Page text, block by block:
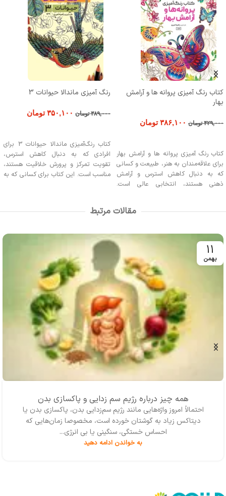
کتاب رنگ آمیزی پروانه ها و آرامش
بهار
۴۲۹,۰۰۰ تومان ۳۸۶,۱۰۰ تومان
کتاب رنگ آمیزی پروانه ها و آرامش بهار
برای علاقه‌مندان به هنر، طبیعت و کسانی
که به دنبال کاهش استرس و آرامش
ذهنی هستند، انتخابی عالی است.
به دنبال الهام از بهار و زیبایی‌های طبیعت
رنگ آمیزی ماندالا حیوانات 3
۳۸۹,۰۰۰ تومان ۳۵۰,۱۰۰ تومان
کتاب رنگ‌آمیزی ماندالا حیوانات 3 برای
افرادی که به دنبال کاهش استرس،
تقویت تمرکز و پرورش خلاقیت هستند،
مناسب است. این کتاب برای کسانی که به
می‌شود. علاقه‌مندان به ماندالا و
رنگ‌آمیزی از این اثر بهره‌مند خواهند شد.مقالات مرتبط
11
بهمن
همه چیز درباره رژیم سم زدایی و پاکسازی بدن
احتمالاً امروز واژه‌‌هایی مانند رژیم سم‌زدایی بدن، پاکسازی بدن یا
دیتاکس زیاد به گوشتان خورده است، مخصوصا زمان‌هایی که
احساس خستگی، سنگینی یا بی انرژی...
به خواندن ادامه دهید